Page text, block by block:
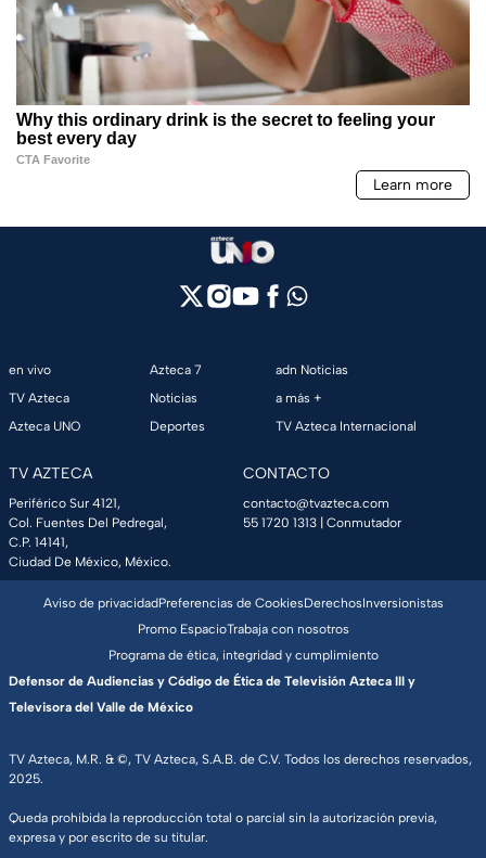
en vivo
TV Azteca
Azteca UNO
Azteca 7
Noticias
Deportes
adn Noticias
a más +
TV Azteca Internacional
TV AZTECA
Periférico Sur 4121,
Col. Fuentes Del Pedregal,
C.P. 14141,
Ciudad De México, México.
CONTACTO
contacto@tvazteca.com
55 1720 1313 | Conmutador
TV Azteca, M.R. & ©, TV Azteca, S.A.B. de C.V. Todos los derechos reservados,
2025.
Queda prohibida la reproducción total o parcial sin la autorización previa,
expresa y por escrito de su titular.
Aviso de privacidadPreferencias de CookiesDerechosInversionistas
Promo EspacioTrabaja con nosotros
Programa de ética, integridad y cumplimiento
Defensor de Audiencias y Código de Ética de Televisión Azteca III y
Televisora del Valle de México